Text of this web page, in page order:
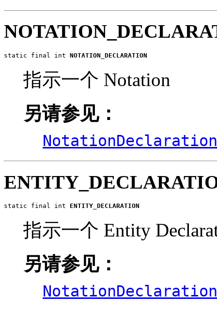
static final int NOTATION_DECLARATION
指示一个 Notation
另请参见：
NotationDeclaration
static final int ENTITY_DECLARATION
指示一个 Entity
另请参见：
NotationDeclaration